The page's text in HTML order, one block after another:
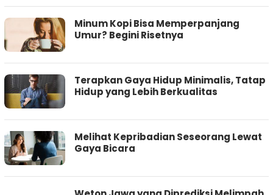
Minum Kopi Bisa Memperpanjang
Umur? Begini Risetnya
Terapkan Gaya Hidup Minimalis, Tatap
Hidup yang Lebih Berkualitas
Melihat Kepribadian Seseorang Lewat
Gaya Bicara